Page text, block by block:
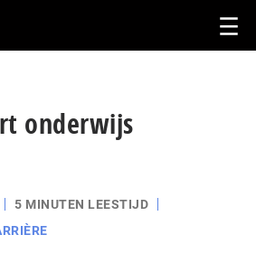
onderwijs
5 MINUTEN LEESTIJD